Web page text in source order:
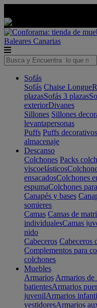
Baleares Canarias
Sofás
Sofás Chaise Longue
plazasSofás 3 plazas
exteriorDivanes
Sillones Sillones
levantapersonas
Puffs Puffs decorativos
almacenaje
Descanso
Colchones Packs
viscoelásticos
ensacadosColchones
espumaColchones
Canapés y bases
somieres
Camas Camas de
individualesCamas
nido
Cabeceros Cabeceros
Complementos para
colchones
Muebles
Armarios Armarios de
batientesArmarios
juvenilArmarios
vestidoresArmarios